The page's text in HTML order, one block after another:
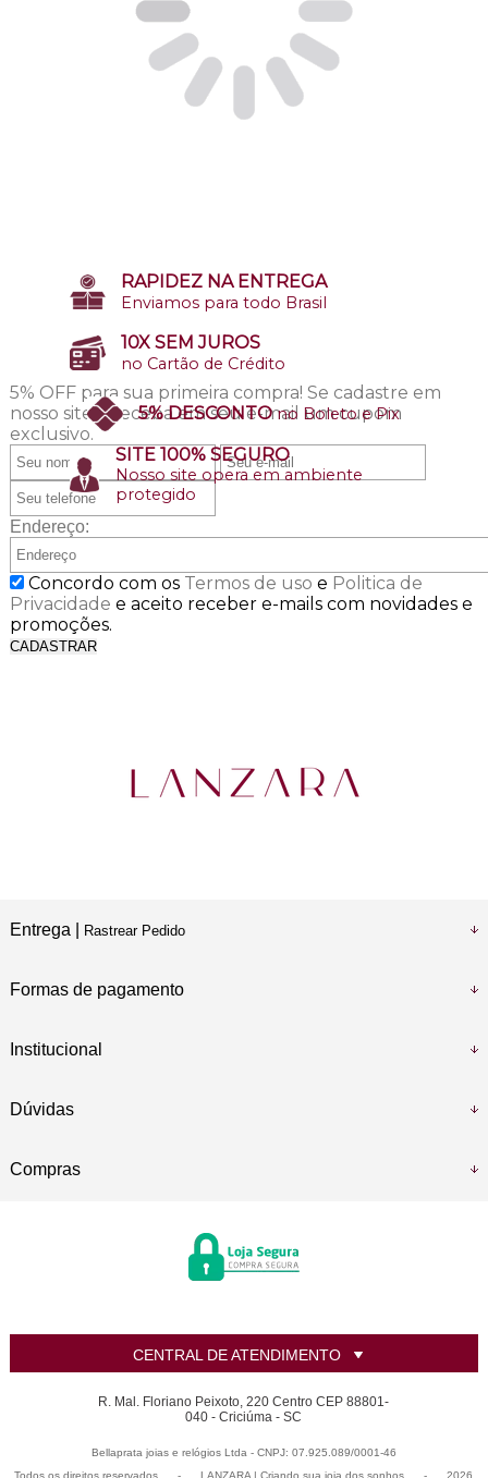
RAPIDEZ NA ENTREGA
Enviamos para todo Brasil
10X SEM JUROS
no Cartão de Crédito
5% DESCONTO no Boleto e Pix
SITE 100% SEGURO
Nosso site opera em ambiente
protegido
5% OFF para sua primeira compra! Se cadastre em
nosso site e receba em seu e-mail um cupom
exclusivo.
Endereço:
Concordo com os Termos de uso e Politica de
Privacidade e aceito receber e-mails com novidades e
promoções.
CADASTRAR
Entrega | Rastrear Pedido
Formas de pagamento
Institucional
Dúvidas
Compras
CENTRAL DE ATENDIMENTO
R. Mal. Floriano Peixoto, 220 Centro CEP 88801-
040 - Criciúma - SC
Bellaprata joias e relógios Ltda - CNPJ: 07.925.089/0001-46
Todos os direitos reservados
- LANZARA | Criando sua joia dos sonhos - 2026